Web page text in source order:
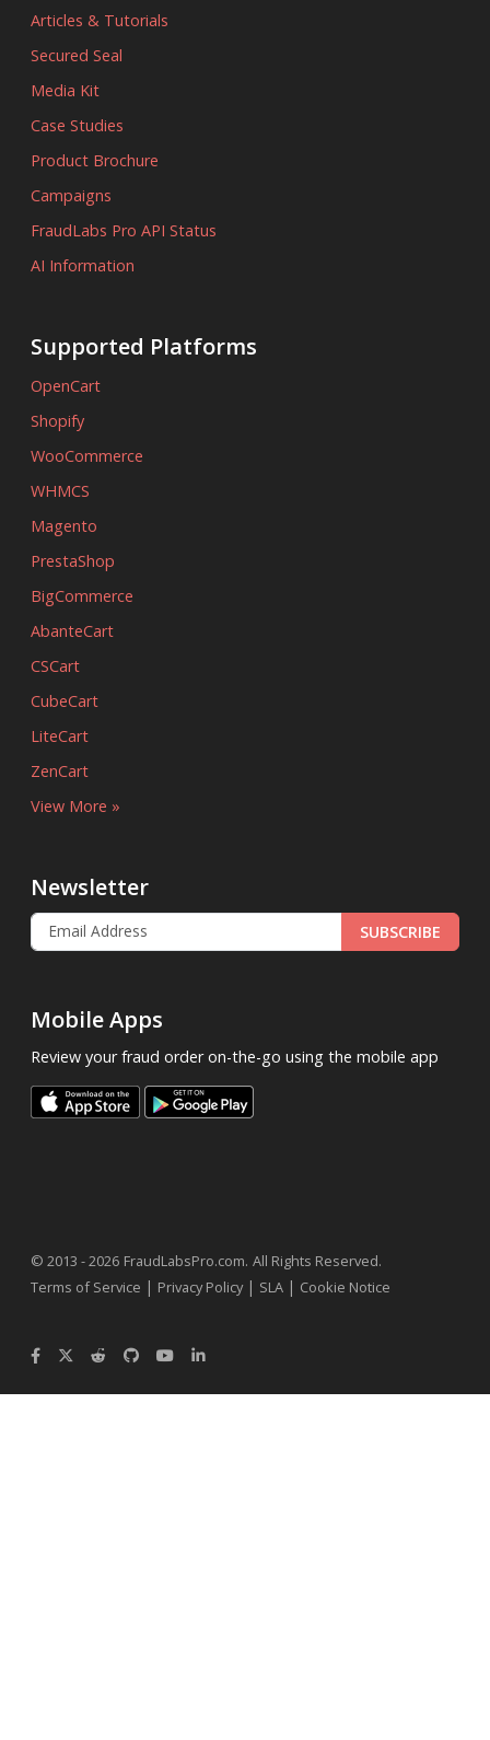
Articles & Tutorials
Secured Seal
Media Kit
Case Studies
Product Brochure
Campaigns
FraudLabs Pro API Status
AI Information
Supported Platforms
OpenCart
Shopify
WooCommerce
WHMCS
Magento
PrestaShop
BigCommerce
AbanteCart
CSCart
CubeCart
LiteCart
ZenCart
View More »
Newsletter
SUBSCRIBE
Mobile Apps
Review your fraud order on-the-go using the mobile app
© 2013 - 2026 FraudLabsPro.com. All Rights Reserved.
Terms of Service | Privacy Policy| SLA | Cookie Notice